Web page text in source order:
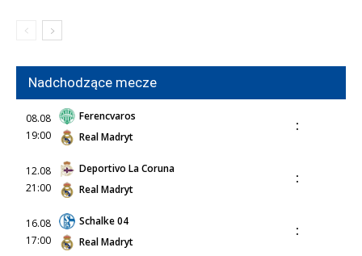
Nadchodzące mecze
08.08
19:00
Ferencvaros
Real Madryt
:
12.08
21:00
Deportivo La Coruna
Real Madryt
:
16.08
17:00
Schalke 04
Real Madryt
: